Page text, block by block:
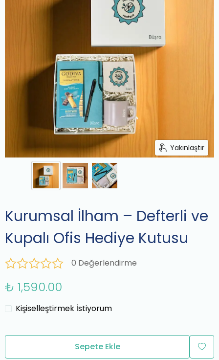
Yakınlaştır
Kurumsal İlham – Defterli ve
Kupalı Ofis Hediye Kutusu
0 Değerlendirme
₺ 1,590.00
Kişiselleştirmek İstiyorum
Sepete Ekle